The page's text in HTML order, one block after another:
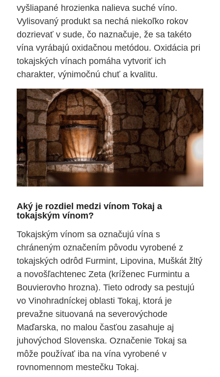
vyšliapané hrozienka nalieva suché víno.
Vylisovaný produkt sa nechá niekoľko rokov
dozrievať v sude, čo naznačuje, že sa takéto
vína vyrábajú oxidačnou metódou. Oxidácia pri
tokajských vínach pomáha vytvoriť ich
charakter, výnimočnú chuť a kvalitu.
Aký je rozdiel medzi vínom Tokaj a
tokajským vínom?
Tokajským vínom sa označujú vína s
chráneným označením pôvodu vyrobené z
tokajských odrôd Furmint, Lipovina, Muškát žltý
a novošľachtenec Zeta (kríženec Furmintu a
Bouvierovho hrozna). Tieto odrody sa pestujú
vo Vinohradníckej oblasti Tokaj, ktorá je
prevažne situovaná na severovýchode
Maďarska, no malou časťou zasahuje aj
juhovýchod Slovenska. Označenie Tokaj sa
môže používať iba na vína vyrobené v
rovnomennom mestečku Tokaj.